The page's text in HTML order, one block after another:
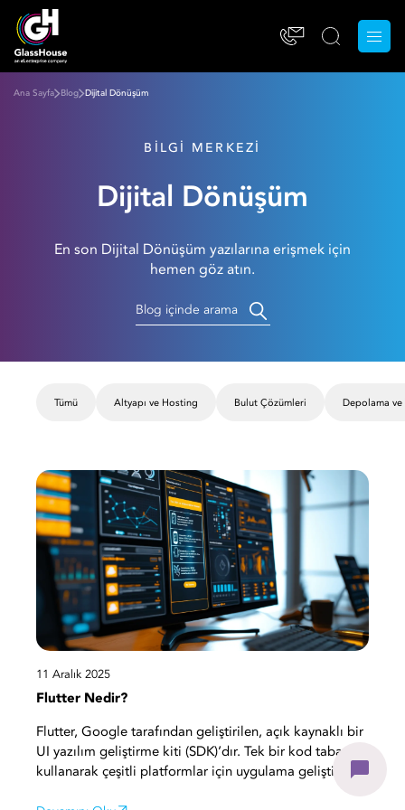
Ana Sayfa Blog Dijital Dönüşüm
BILGI MERKEZI
Dijital Dönüşüm
En son Dijital Dönüşüm yazılarına erişmek için
hemen göz atın.
Tümü Altyapı ve Hosting Bulut Çözümleri Depolama ve
11 Aralık 2025
Flutter Nedir?
Flutter, Google tarafından geliştirilen, açık kaynaklı bir
UI yazılım geliştirme kiti (SDK)’dır. Tek bir kod tabanı
kullanarak çeşitli platformlar için uygulama geliştirmeyi